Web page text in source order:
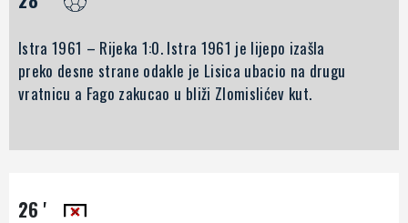
Istra 1961 – Rijeka 1:0. Istra 1961 je lijepo izašla
preko desne strane odakle je Lisica ubacio na drugu
vratnicu a Fago zakucao u bliži Zlomislićev kut.
26 '